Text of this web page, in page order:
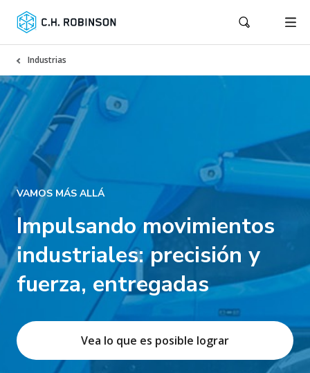
Industrias
VAMOS MÁS ALLÁ
Impulsando movimientos
industriales: precisión y
fuerza, entregadas
Vea lo que es posible lograr